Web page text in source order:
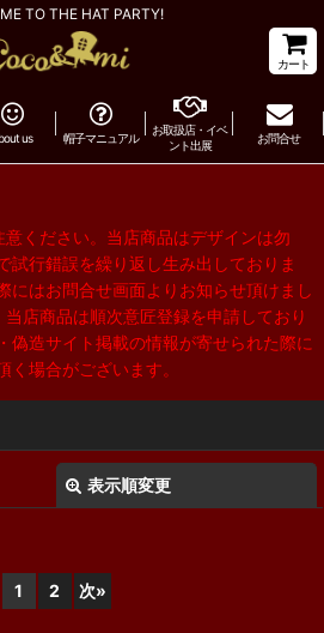
TO THE HAT PARTY!
カート
us 帽子マニュアル
お取扱店・イベ
ント出展
お問合せ
ください。当店商品はデザインは勿
試行錯誤を繰り返し生み出しておりま
にはお問合せ画面よりお知らせ頂けまし
店商品は順次意匠登録を申請しており
偽造サイト掲載の情報が寄せられた際に
場合がございます。
表示順変更
1 2 次»